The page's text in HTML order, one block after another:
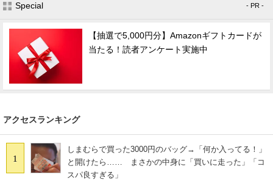
Special - PR -
【抽選で5,000円分】Amazonギフトカードが
当たる！読者アンケート実施中
アクセスランキング
1
しまむらで買った3000円のバッグ→「何か入ってる！」
と開けたら…… まさかの中身に「買いに走った」「コ
スパ良すぎる」